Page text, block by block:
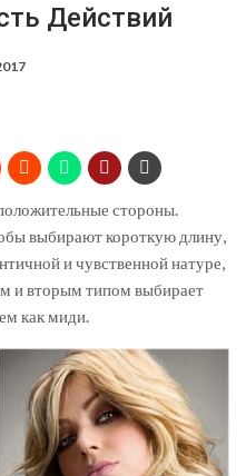
Действий
стороны.
выбирают короткую длину,
и чувственной натуре,
и вторым типом выбирает
как миди.